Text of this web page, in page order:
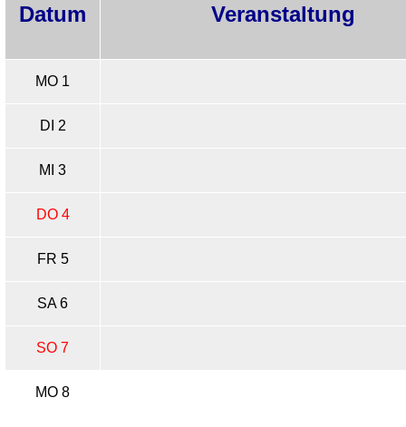
Datum Veranstaltung
MO 1
DI 2
MI 3
DO 4
FR 5
SA 6
SO 7
MO 8